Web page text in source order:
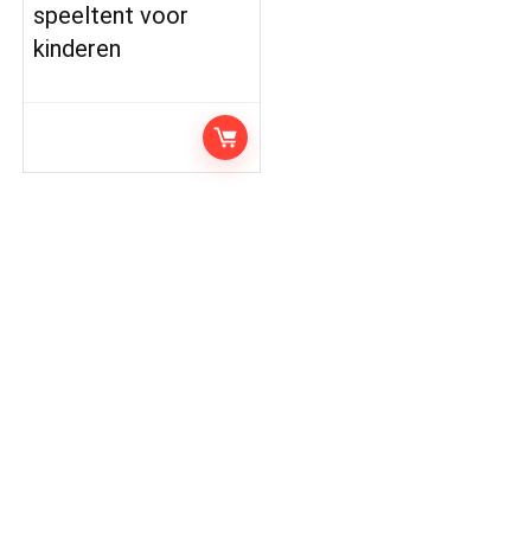
speeltent voor
kinderen